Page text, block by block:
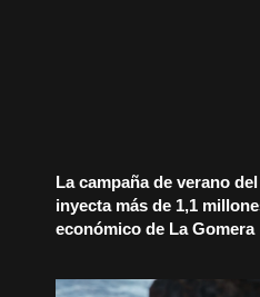
La campaña de verano
inyecta más de 1,1
económico de La Gomera